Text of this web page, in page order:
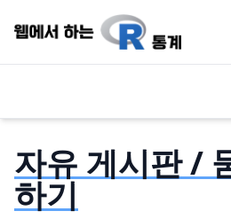
자유 게시판 /
하기